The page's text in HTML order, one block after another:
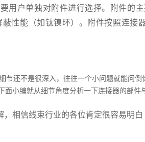
用户单独对附件进行选择。附件的
性能（如钛镍环）。附件按照连接
节还不是很深入，往往一个小问题就能问倒
小编就从细节角度分析一下连接器的部件
相信线束行业的各位肯定很容易明白